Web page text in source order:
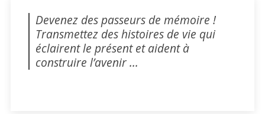
Devenez des passeurs de mémoire !
Transmettez des histoires de vie qui
éclairent le présent et aident à
construire l’avenir ...